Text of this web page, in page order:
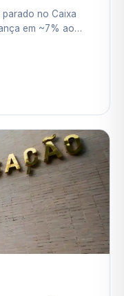
6 Passos
no Caixa
em ~7% ao